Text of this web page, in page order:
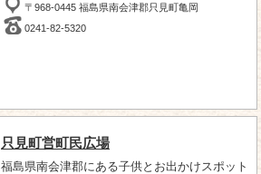
〒968-0445 福島県南会津郡只見町亀岡
0241-82-5320
只見町営町民広場
福島県南会津郡にある子供とお出かけスポット